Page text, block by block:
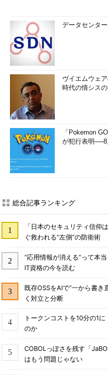
データセンタ
ヴイエムウェ
時代の情シス
「Pokemon
が犯行表明──8
総合記事ランキング
「日本のセキュリティ信
ぐ救われる“左側”の防衛術
“応用情報が消える”って本
IT資格の今を読む
既存OSSをAIで“一から書
く対立と分断
トークンコストを10分の1
のか
COBOLっぽさを残す「
はもう問題じゃない